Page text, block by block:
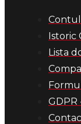
Istoric
Lista